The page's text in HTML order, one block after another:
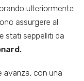
ulteriormente
assurgere al
stati seppelliti da
avanza, con una